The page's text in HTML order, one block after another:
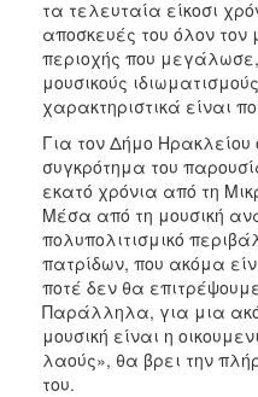
τα τελευταία είκοσι
αποσκευές του όλον τον
περιοχής που
μουσικούς
χαρακτηριστικά είναι
Για τον Δήμο Ηρακλείου
συγκρότημα του
εκατό χρόνια από τη
Μέσα από τη μουσική
πολυπολιτισμικό
πατρίδων, που ακόμα
ποτέ δεν θα
Παράλληλα, για μια
μουσική είναι η
λαούς», θα βρει την
του.